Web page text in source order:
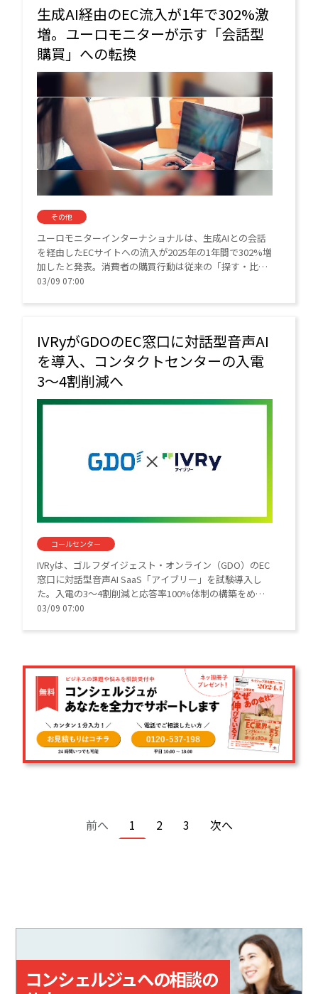
生成AI経由のEC流入が1年で302%激
増。ユーロモニターが示す「会話型
購買」への転換
その他
ユーロモニターインターナショナルは、生成AIとの会話
を経由したECサイトへの流入が2025年の1年間で302%増
加したと発表。消費者の購買行動は従来の「探す・比べ
る」から、AIとの対話で完結する形へと進化しており、
03/09 07:00
IVRyがGDOのEC窓口に対話型音声AI
を導入、コンタクトセンターの入電
3〜4割削減へ
コールセンター
IVRyは、ゴルフダイジェスト・オンライン（GDO）のEC
窓口に対話型音声AI SaaS「アイブリー」を試験導入し
た。入電の3〜4割削減と応答率100%体制の構築をめざ
す。AIによる自動応答とデータ分析を活用し、ECコンタ
03/09 07:00
前ページ
前へ カレントページ
1 ページ
2 ページ
3 次ページ
次へ
コンシェルジュへの相談の